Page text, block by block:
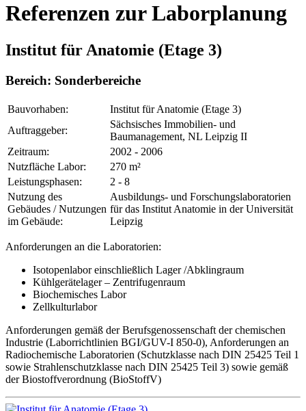
Referenzen zur Laborplanung
Institut für Anatomie (Etage 3)
Bereich: Sonderbereiche
Bauvorhaben:
Institut für Anatomie (Etage 3)
Auftraggeber:
Sächsisches Immobilien- und
Baumanagement, NL Leipzig II
Zeitraum:
2002 - 2006
Nutzfläche Labor:
270 m²
Leistungsphasen:
2 - 8
Nutzung des
Gebäudes / Nutzungen
im Gebäude:
Ausbildungs- und Forschungslaboratorien
für das Institut Anatomie in der Universität
Leipzig
Anforderungen an die Laboratorien:
Isotopenlabor einschließlich Lager /Abklingraum
Kühlgerätelager – Zentrifugenraum
Biochemisches Labor
Zellkulturlabor
Anforderungen gemäß der Berufsgenossenschaft der chemischen
Industrie (Laborrichtlinien BGI/GUV-I 850-0), Anforderungen an
Radiochemische Laboratorien (Schutzklasse nach DIN 25425 Teil 1
sowie Strahlenschutzklasse nach DIN 25425 Teil 3) sowie gemäß
der Biostoffverordnung (BioStoffV)